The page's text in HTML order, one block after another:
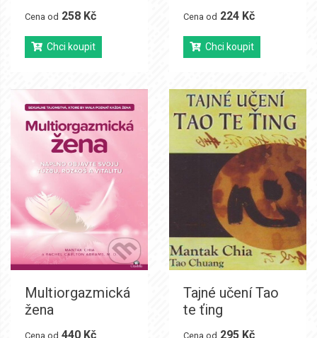
Cena od 258 Kč
Chci koupit
Cena od 224 Kč
Chci koupit
Multiorgazmická
žena
Cena od 440 Kč
Tajné učení Tao
te ťing
Cena od 295 Kč